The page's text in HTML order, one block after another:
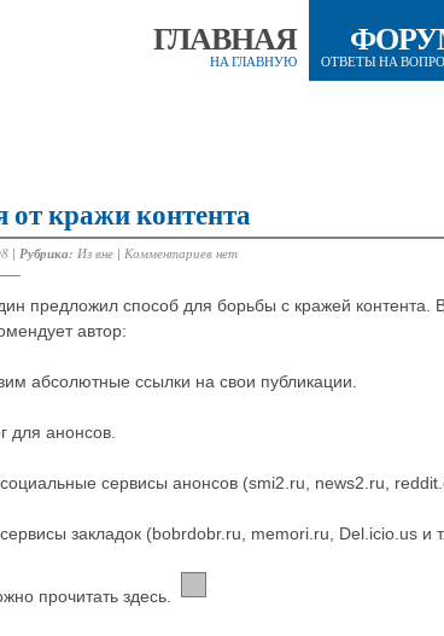
ГЛАВНАЯ
НА ГЛАВНУЮ ОТВЕТЫ НА
от кражи контента
| Рубрика: Из вне | Комментариев нет
предложил способ для борьбы с кражей контента.
автор:
абсолютные ссылки на свои публикации.
для анонсов.
сервисы анонсов (smi2.ru, news2.ru,
закладок (bobrdobr.ru, memori.ru, Del.icio.us и
прочитать здесь.